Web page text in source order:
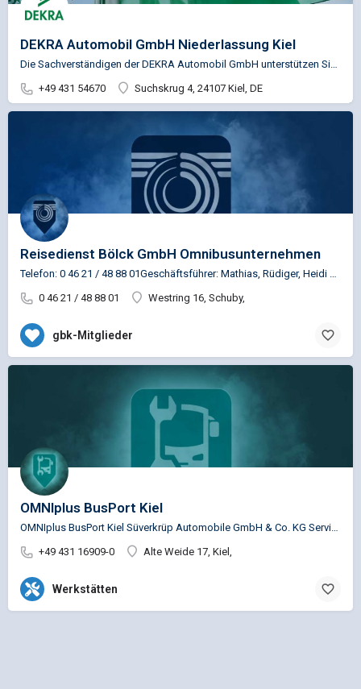
DEKRA Automobil GmbH Niederlassung Kiel
Die Sachverständigen der DEKRA Automobil GmbH unterstützen Sie u.a. in den Bereichen Fahrzeugprüfung,…
+49 431 54670
Suchskrug 4, 24107 Kiel, DE
Reisedienst Bölck GmbH Omnibusunternehmen
Telefon: 0 46 21 / 48 88 01Geschäftsführer: Mathias, Rüdiger, Heidi & Hildegard Bölck
0 46 21 / 48 88 01
Westring 16, Schuby,
gbk-Mitglieder
OMNIplus BusPort Kiel
OMNIplus BusPort Kiel Süverkrüp Automobile GmbH & Co. KG Service Busspezifische Reparaturen für…
+49 431 16909-0
Alte Weide 17, Kiel,
Werkstätten